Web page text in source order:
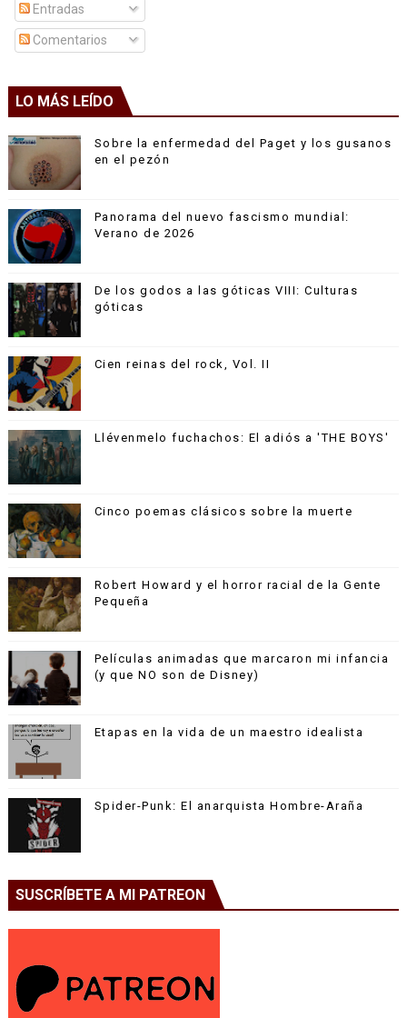
Entradas
Comentarios
LO MÁS LEÍDO
Sobre la enfermedad del Paget y los gusanos
en el pezón
Panorama del nuevo fascismo mundial:
Verano de 2026
De los godos a las góticas VIII: Culturas
góticas
Cien reinas del rock, Vol. II
Llévenmelo fuchachos: El adiós a 'THE BOYS'
Cinco poemas clásicos sobre la muerte
Robert Howard y el horror racial de la Gente
Pequeña
Películas animadas que marcaron mi infancia
(y que NO son de Disney)
Etapas en la vida de un maestro idealista
Spider-Punk: El anarquista Hombre-Araña
SUSCRÍBETE A MI PATREON